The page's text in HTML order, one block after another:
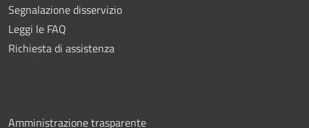
Segnalazione disservizio
Leggi le FAQ
Richiesta di assistenza
Amministrazione trasparente